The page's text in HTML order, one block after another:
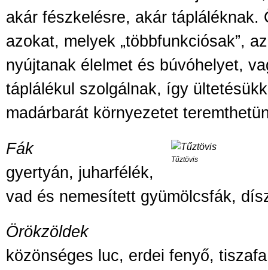
akár fészkelésre, akár tápláléknak.
azokat, melyek „többfunkciósak”,
nyújtanak élelmet és búvóhelyet,
táplálékul szolgálnak, így
madárbarát környezetet
Fák
Tűztövis
gyertyán, juharfélék,
vad és nemesített gyümölcsfák,
Örökzöldek
közönséges luc, erdei fenyő,